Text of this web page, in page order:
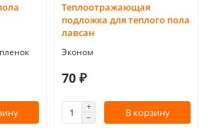
Теплоотражающая
подложка для теплого пола
лавсан
Эконом
70 ₽
В корзину